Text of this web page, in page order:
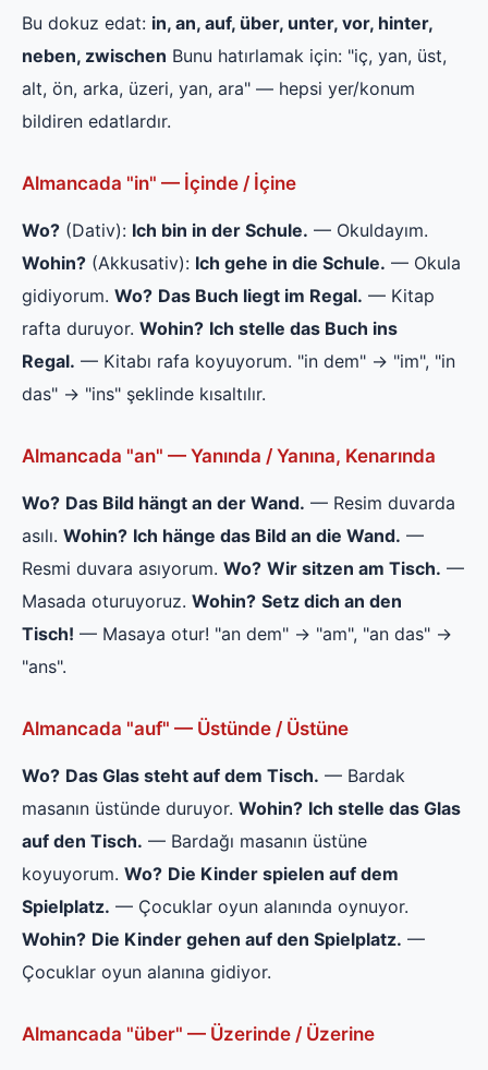
Bu dokuz edat: in, an, auf, über, unter, vor, hinter,
neben, zwischen Bunu hatırlamak için: "iç, yan, üst,
alt, ön, arka, üzeri, yan, ara" — hepsi yer/konum
bildiren edatlardır.
Almancada "in" — İçinde / İçine
Wo? (Dativ): Ich bin in der Schule. — Okuldayım.
Wohin? (Akkusativ): Ich gehe in die Schule. — Okula
gidiyorum. Wo? Das Buch liegt im Regal. — Kitap
rafta duruyor. Wohin? Ich stelle das Buch ins
Regal. — Kitabı rafa koyuyorum. "in dem" → "im", "in
das" → "ins" şeklinde kısaltılır.
Almancada "an" — Yanında / Yanına, Kenarında
Wo? Das Bild hängt an der Wand. — Resim duvarda
asılı. Wohin? Ich hänge das Bild an die Wand. —
Resmi duvara asıyorum. Wo? Wir sitzen am Tisch. —
Masada oturuyoruz. Wohin? Setz dich an den
Tisch! — Masaya otur! "an dem" → "am", "an das" →
"ans".
Almancada "auf" — Üstünde / Üstüne
Wo? Das Glas steht auf dem Tisch. — Bardak
masanın üstünde duruyor. Wohin? Ich stelle das Glas
auf den Tisch. — Bardağı masanın üstüne
koyuyorum. Wo? Die Kinder spielen auf dem
Spielplatz. — Çocuklar oyun alanında oynuyor.
Wohin? Die Kinder gehen auf den Spielplatz. —
Çocuklar oyun alanına gidiyor.
Almancada "über" — Üzerinde / Üzerine